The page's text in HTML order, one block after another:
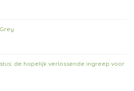
de hopelijk verlossende ingreep voor